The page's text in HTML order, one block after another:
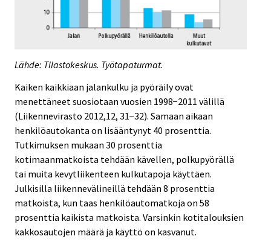
Lähde: Tilastokeskus. Työtapaturmat.
Kaiken kaikkiaan jalankulku ja pyöräily ovat
menettäneet suosiotaan vuosien 1998−2011 välillä
(Liikennevirasto 2012,12, 31−32). Samaan aikaan
henkilöautokanta on lisääntynyt 40 prosenttia.
Tutkimuksen mukaan 30 prosenttia
kotimaanmatkoista tehdään kävellen, polkupyörällä
tai muita kevytliikenteen kulkutapoja käyttäen.
Julkisilla liikennevälineillä tehdään 8 prosenttia
matkoista, kun taas henkilöautomatkoja on 58
prosenttia kaikista matkoista. Varsinkin kotitalouksien
kakkosautojen määrä ja käyttö on kasvanut.